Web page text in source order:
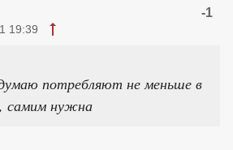
-1
19:39
потребляют не меньше в
нужна